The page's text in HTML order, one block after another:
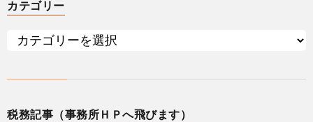
カテゴリー
税務記事（事務所ＨＰへ飛びます）